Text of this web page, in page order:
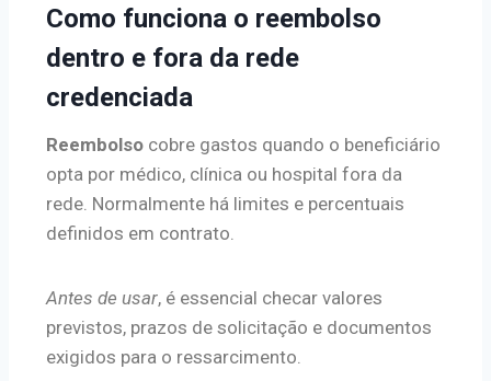
Como funciona o reembolso
dentro e fora da rede
credenciada
Reembolso cobre gastos quando o beneficiário
opta por médico, clínica ou hospital fora da
rede. Normalmente há limites e percentuais
definidos em contrato.
Antes de usar, é essencial checar valores
previstos, prazos de solicitação e documentos
exigidos para o ressarcimento.